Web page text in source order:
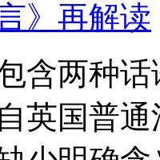
》再解读
含两种
英国普